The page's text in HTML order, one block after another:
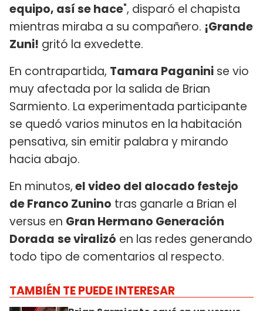
equipo, así se hace", disparó el chapista
mientras miraba a su compañero. ¡Grande
Zuni! gritó la exvedette.
En contrapartida, Tamara Paganini se vio
muy afectada por la salida de Brian
Sarmiento. La experimentada participante
se quedó varios minutos en la habitación
pensativa, sin emitir palabra y mirando
hacia abajo.
En minutos,el video del alocado festejo
de Franco Zunino tras ganarle a Brian el
versus en Gran Hermano Generación
Dorada se viralizó en las redes generando
todo tipo de comentarios al respecto.
TAMBIÉN TE PUEDE INTERESAR